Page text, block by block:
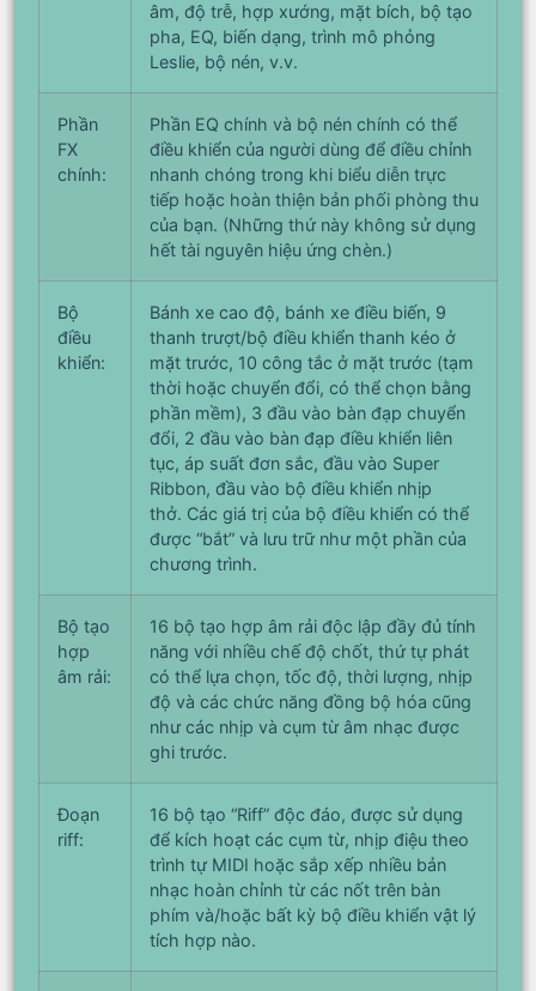
âm, độ trễ, hợp xướng, mặt bích, bộ tạo
pha, EQ, biến dạng, trình mô phỏng
Leslie, bộ nén, v.v.
Phần
FX
chính:
Phần EQ chính và bộ nén chính có thể
điều khiển của người dùng để điều chỉnh
nhanh chóng trong khi biểu diễn trực
tiếp hoặc hoàn thiện bản phối phòng thu
của bạn. (Những thứ này không sử dụng
hết tài nguyên hiệu ứng chèn.)
Bộ
điều
khiển:
Bánh xe cao độ, bánh xe điều biến, 9
thanh trượt/bộ điều khiển thanh kéo ở
mặt trước, 10 công tắc ở mặt trước (tạm
thời hoặc chuyển đổi, có thể chọn bằng
phần mềm), 3 đầu vào bàn đạp chuyển
đổi, 2 đầu vào bàn đạp điều khiển liên
tục, áp suất đơn sắc, đầu vào Super
Ribbon, đầu vào bộ điều khiển nhịp
thở. Các giá trị của bộ điều khiển có thể
được “bắt” và lưu trữ như một phần của
chương trình.
Bộ tạo
hợp
âm rải:
16 bộ tạo hợp âm rải độc lập đầy đủ tính
năng với nhiều chế độ chốt, thứ tự phát
có thể lựa chọn, tốc độ, thời lượng, nhịp
độ và các chức năng đồng bộ hóa cũng
như các nhịp và cụm từ âm nhạc được
ghi trước.
Đoạn
riff:
16 bộ tạo “Riff” độc đáo, được sử dụng
để kích hoạt các cụm từ, nhịp điệu theo
trình tự MIDI hoặc sắp xếp nhiều bản
nhạc hoàn chỉnh từ các nốt trên bàn
phím và/hoặc bất kỳ bộ điều khiển vật lý
tích hợp nào.